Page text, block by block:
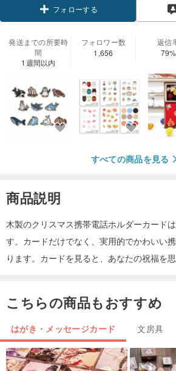
フォローする
発送までの所要時
間
1週間以内
フォロワー数
1,656
返信
79%
すべての商品を見る
商品説明
木製のクリスマス携帯電話ホルダーカード
す。カードだけでなく、実用的でかわいい
ります。カードを見ると、あなたの祝福を
こちらの商品もおすすめ
はがき・メッセージカード 文房具